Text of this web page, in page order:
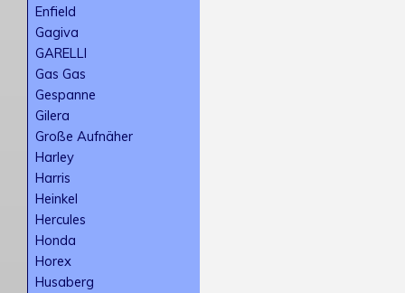
Enfield
Gagiva
GARELLI
Gas Gas
Gespanne
Gilera
Große Aufnäher
Harley
Harris
Heinkel
Hercules
Honda
Horex
Husaberg